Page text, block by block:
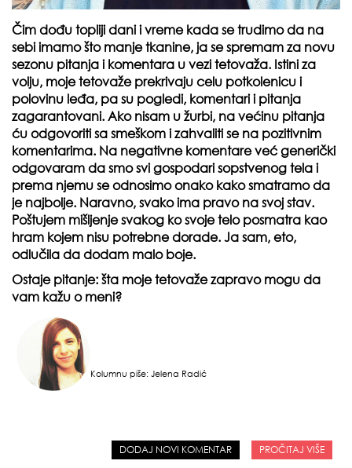
Čim dođu topliji dani i vreme kada se trudimo da na
sebi imamo što manje tkanine, ja se spremam za novu
sezonu pitanja i komentara u vezi tetovaža. Istini za
volju, moje tetovaže prekrivaju celu potkolenicu i
polovinu leđa, pa su pogledi, komentari i pitanja
zagarantovani. Ako nisam u žurbi, na većinu pitanja
ću odgovoriti sa smeškom i zahvaliti se na pozitivnim
komentarima. Na negativne komentare već generički
odgovaram da smo svi gospodari sopstvenog tela i
prema njemu se odnosimo onako kako smatramo da
je najbolje. Naravno, svako ima pravo na svoj stav.
Poštujem mišljenje svakog ko svoje telo posmatra kao
hram kojem nisu potrebne dorade. Ja sam, eto,
odlučila da dodam malo boje.
Ostaje pitanje: šta moje tetovaže zapravo mogu da
vam kažu o meni?
Kolumnu piše: Jelena Radić
DODAJ NOVI KOMENTAR PROČITAJ VIŠE